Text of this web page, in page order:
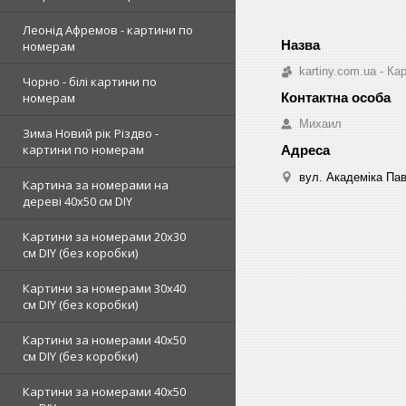
Леонід Афремов - картини по
номерам
Чорно - білі картини по
номерам
Зима Новий рік Різдво -
картини по номерам
Картина за номерами на
дереві 40х50 см DIY
Картини за номерами 20х30
см DIY (без коробки)
Картини за номерами 30х40
см DIY (без коробки)
Картини за номерами 40х50
см DIY (без коробки)
Картини за номерами 40х50
kartiny.com.ua -
Михаил
вул. Академіка